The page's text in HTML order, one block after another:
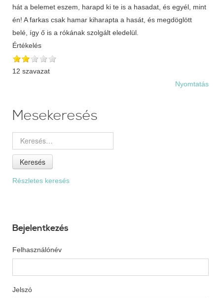
hát a belemet eszem, harapd ki te is a hasadat, és egyél, mint
én! A farkas csak hamar kiharapta a hasát, és megdöglött
belé, így ő is a rókának szolgált eledelül.
Értékelés
12 szavazat
Nyomtatás
Mesekeresés
Keresés
Részletes keresés
Bejelentkezés
Felhasználónév
Jelszó